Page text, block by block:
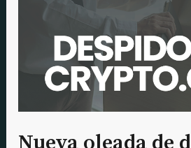
crypto.com